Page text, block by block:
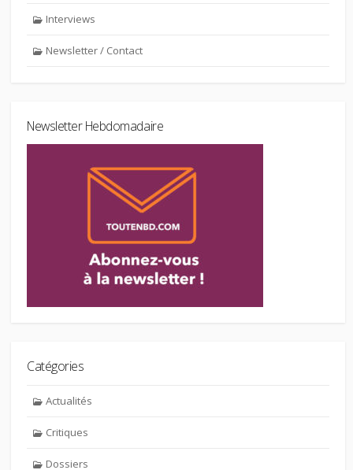
Interviews
Newsletter / Contact
Newsletter Hebdomadaire
Catégories
Actualités
Critiques
Dossiers